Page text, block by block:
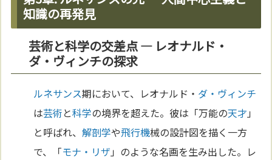
知識の再発見
芸術と科学の交差点 — レオナルド・
ダ・ヴィンチの探求
ルネサンス期において、レオナルド・ ダ・ヴィンチ
は芸術と科学の境界を超えた。彼は「万能の天才 」
と呼ばれ、解剖学や飛行機械の設計図を描く一方
で、「モナ・リザ 」のような名画を生み出した。レ